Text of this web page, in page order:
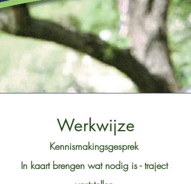
basis, kunnen we de wereld veel
gemakkelijker aan.
Werkwijze
Kennismakingsgesprek
In kaart brengen wat nodig is - traject